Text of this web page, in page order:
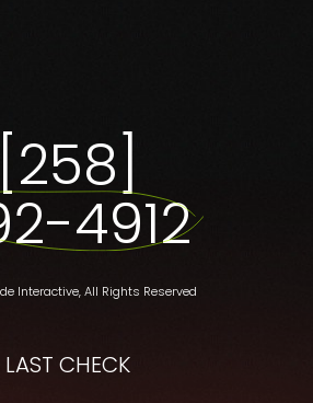
[258]
4912
Interactive, All Rights Reserved
LAST CHECK